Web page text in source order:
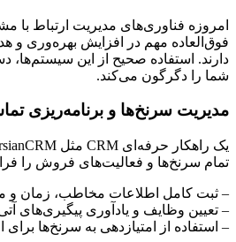
فوق‌العاده مهم در افزایش بهره‌وری و
دارند. استفاده صحیح از این سیستم‌ها،
شما را دگرگون می‌کند.
مدیریت سرنخ‌ها و برنامه‌ریزی
تمام سرنخ‌ها و فعالیت‌های فروش را
– ثبت کامل اطلاعات مخاطب، زمان و
– تعیین وظایف و یادآوری پیگیری‌های
– استفاده از امتیازدهی به سرنخ‌ها